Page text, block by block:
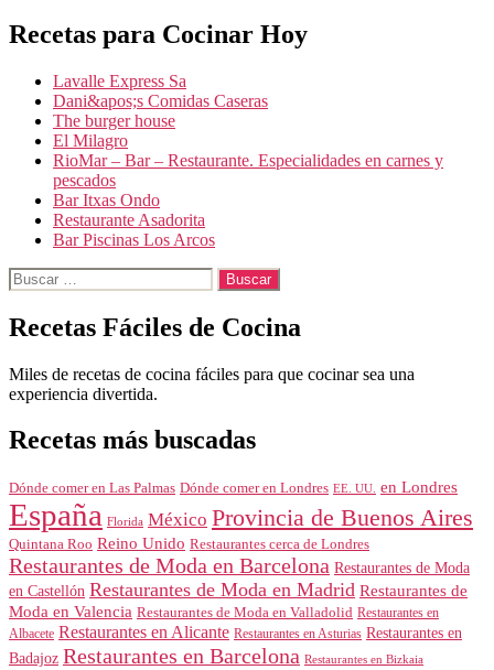
Recetas para Cocinar Hoy
Lavalle Express Sa
Dani&apos;s Comidas Caseras
The burger house
El Milagro
RioMar – Bar – Restaurante. Especialidades en carnes y
pescados
Bar Itxas Ondo
Restaurante Asadorita
Bar Piscinas Los Arcos
Buscar:
Recetas Fáciles de Cocina
Miles de recetas de cocina fáciles para que cocinar sea una
experiencia divertida.
Recetas más buscadas
Dónde comer en Las Palmas Dónde comer en Londres EE. UU. en Londres
España Florida México Provincia de Buenos Aires
Quintana Roo Reino Unido Restaurantes cerca de Londres
Restaurantes de Moda en Barcelona Restaurantes de Moda
en Castellón Restaurantes de Moda en Madrid Restaurantes de
Moda en Valencia Restaurantes de Moda en Valladolid Restaurantes en
Albacete Restaurantes en Alicante Restaurantes en Asturias Restaurantes en
Badajoz Restaurantes en Barcelona Restaurantes en Bizkaia